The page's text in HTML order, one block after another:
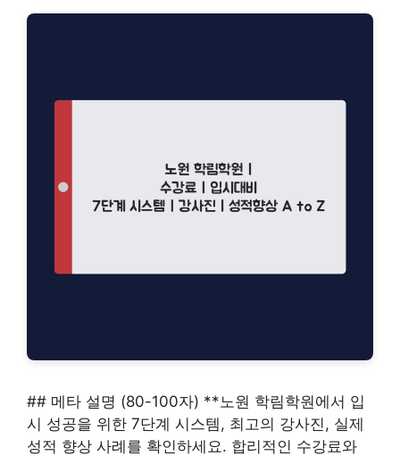
## 메타 설명 (80-100자) **노원 학림학원에서 입
시 성공을 위한 7단계 시스템, 최고의 강사진, 실제
성적 향상 사례를 확인하세요. 합리적인 수강료와